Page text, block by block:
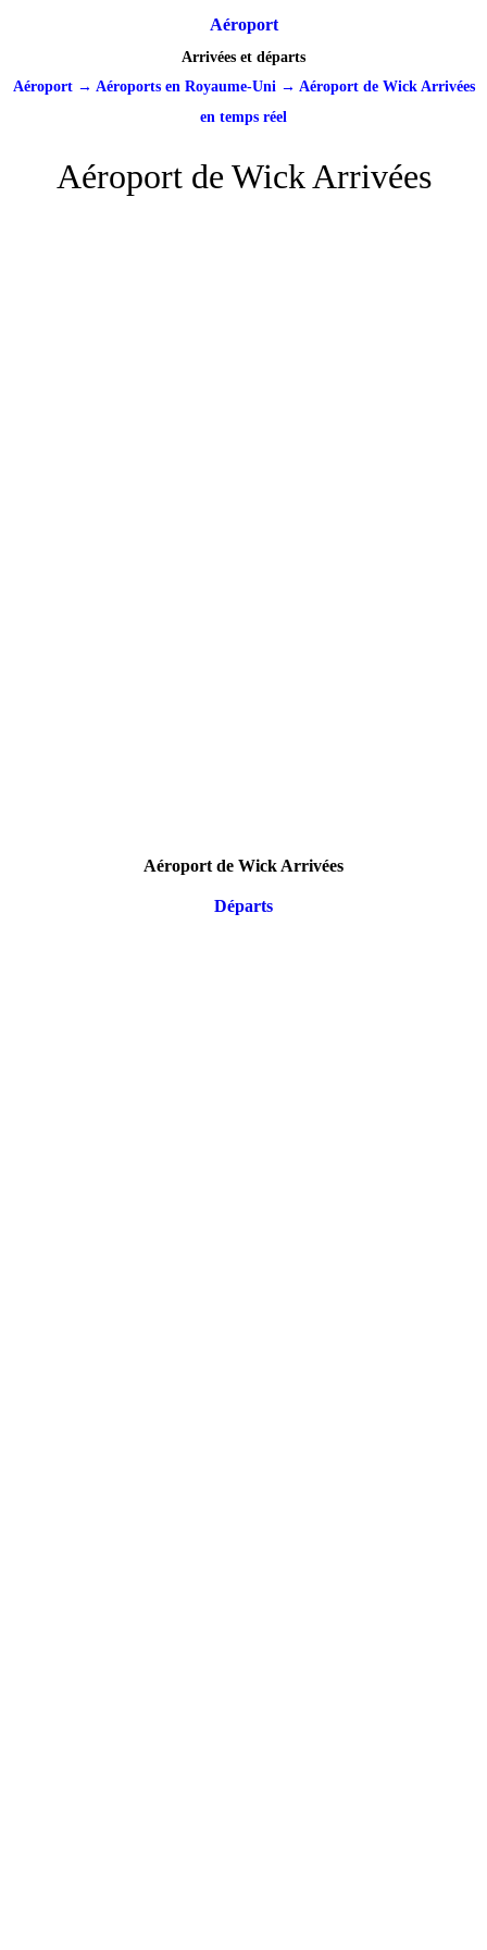
Aéroport
Arrivées et départs
Aéroport→ Aéroports en Royaume-Uni→ Aéroport de Wick Arrivées
en temps réel
Aéroport de Wick Arrivées
Aéroport de Wick Arrivées
Départs